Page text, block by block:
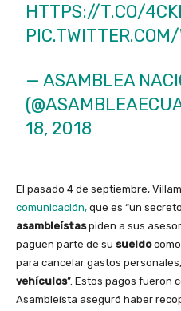
HTTPS://T.CO/
— ASAMBLEA
18, 2018
El pasado 4 de septiembre,
comunicación, que es “un
asambleístaspiden a sus
paguen parte de su sueldo
para cancelar gastos
vehículos”. Estos pagos fueron
Asambleísta aseguró haber